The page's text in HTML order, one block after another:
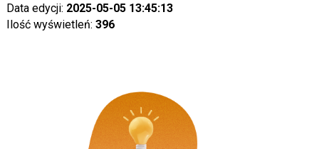
Data edycji: 2025-05-05 13:45:13
Ilość wyświetleń: 396